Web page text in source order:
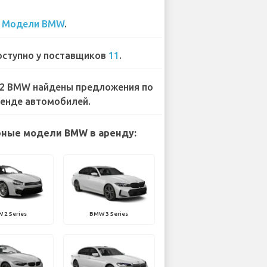
Модели BMW.
у поставщиков 11 .
BMW найдены предложения по
автомобилей.
модели BMW в аренду:
2 Series BMW 3 Series